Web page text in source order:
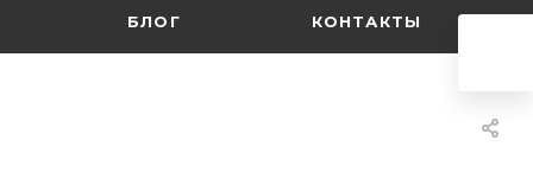
БЛОГ КОНТАКТЫ